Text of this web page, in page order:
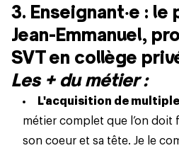
3. Enseignant‧e :
Jean-Emmanuel,
SVT en collège
Les + du métier :
L'acquisition de
métier complet que l’on doit
son coeur et sa tête. Je le